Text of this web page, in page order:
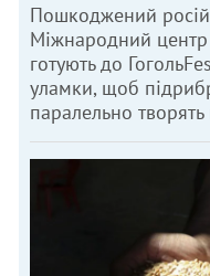
Пошкоджений
Міжнародний центр
готують до
уламки, щоб
паралельно